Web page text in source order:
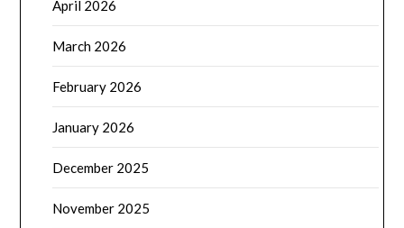
April 2026
March 2026
February 2026
January 2026
December 2025
November 2025